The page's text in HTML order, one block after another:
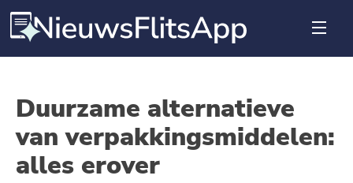
Duurzame alternatieve
van verpakkingsmiddelen:
alles erover